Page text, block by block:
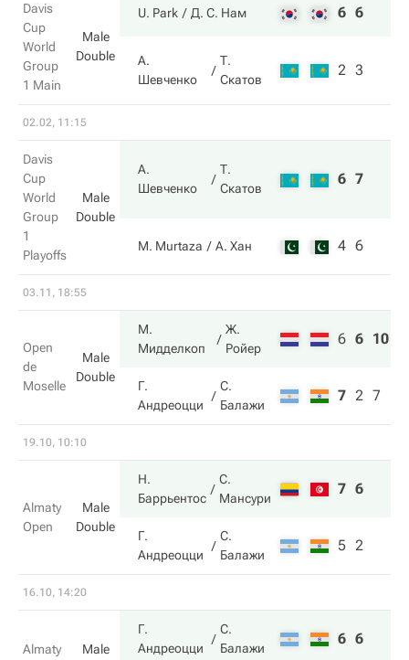
Davis
Cup
World
Group
1 Main
Male
Double
U. Park Д. С. Нам 6 6
А.
Шевченко
Т.
Скатов
2 3
02.02, 11:15
Davis
Cup
World
Group
1
Playoffs
Male
Double
А.
Шевченко
Т.
Скатов
6 7
M. Murtaza А. Хан 4 6
03.11, 18:55
Open
de
Moselle
Male
Double
М.
Мидделкоп
Ж.
Ройер
6 6 10
Г.
Андреоцци
С.
Балажи
7 2 7
19.10, 10:10
Almaty
Open
Male
Double
Н.
Баррьентос
С.
Мансури
7 6
Г.
Андреоцци
С.
Балажи
5 2
16.10, 14:20
Almaty
Male
Г.
Андреоцци
С.
Балажи
6 6